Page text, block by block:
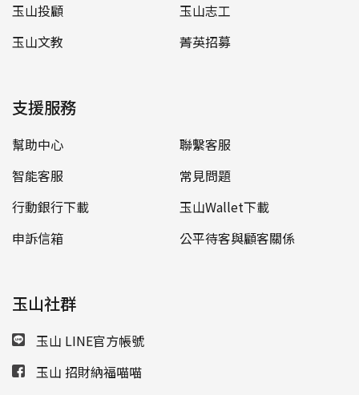
玉山投顧
玉山志工
玉山文教
菁英招募
支援服務
幫助中心
聯繫客服
智能客服
常見問題
行動銀行下載
玉山Wallet下載
申訴信箱
公平待客與顧客關係
玉山社群
玉山 LINE官方帳號
玉山 招財納福喵喵